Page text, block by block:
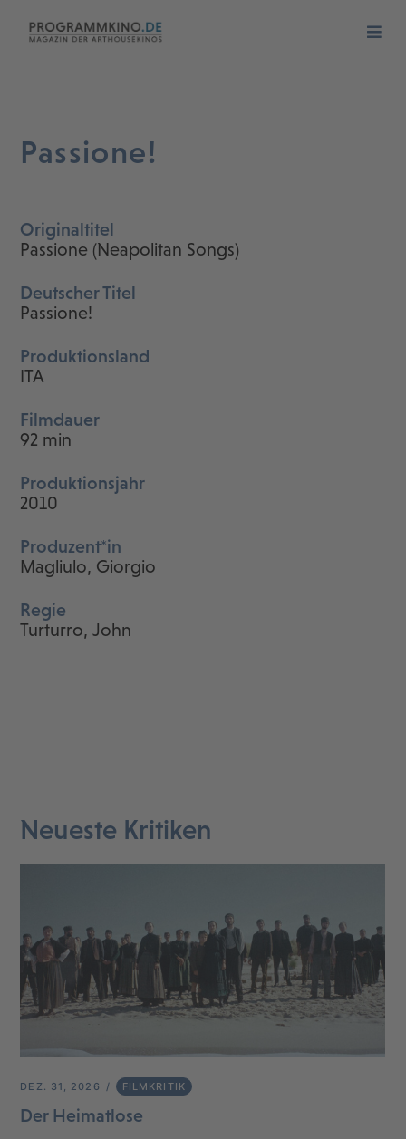
Passione!
Originaltitel
Passione (Neapolitan Songs)
Deutscher Titel
Passione!
Produktionsland
ITA
Filmdauer
92 min
Produktionsjahr
2010
Produzent*in
Magliulo, Giorgio
Regie
Turturro, John
Neueste Kritiken
DEZ. 31, 2026 FILMKRITIK
Der Heimatlose